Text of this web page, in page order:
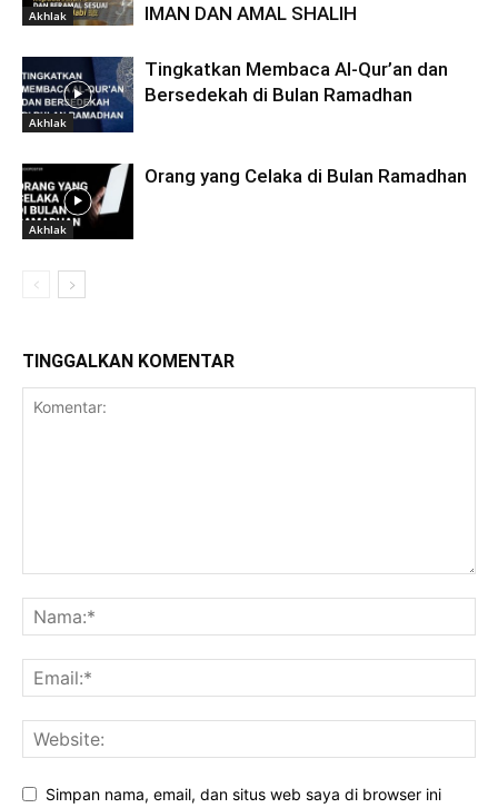
Akhlak
IMAN DAN AMAL SHALIH
Akhlak
Tingkatkan Membaca Al-Qur’an dan
Bersedekah di Bulan Ramadhan
Akhlak
Orang yang Celaka di Bulan Ramadhan
TINGGALKAN KOMENTAR
Simpan nama, email, dan situs web saya di browser ini